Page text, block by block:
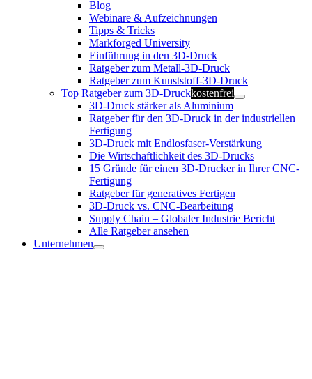
Blog
Webinare & Aufzeichnungen
Tipps & Tricks
Markforged University
Einführung in den 3D-Druck
Ratgeber zum Metall-3D-Druck
Ratgeber zum Kunststoff-3D-Druck
Top Ratgeber zum 3D-Druckkostenfrei
3D-Druck stärker als Aluminium
Ratgeber für den 3D-Druck in der industriellen
Fertigung
3D-Druck mit Endlosfaser-Verstärkung
Die Wirtschaftlichkeit des 3D-Drucks
15 Gründe für einen 3D-Drucker in Ihrer CNC-
Fertigung
Ratgeber für generatives Fertigen
3D-Druck vs. CNC-Bearbeitung
Supply Chain – Globaler Industrie Bericht
Alle Ratgeber ansehen
Unternehmen